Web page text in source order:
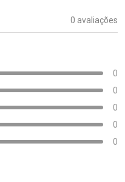
0 avaliações
0
0
0
0
0